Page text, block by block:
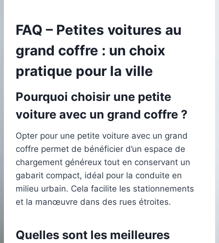
FAQ – Petites voitures au
grand coffre : un choix
pratique pour la ville
Pourquoi choisir une petite
voiture avec un grand coffre ?
Opter pour une petite voiture avec un grand
coffre permet de bénéficier d’un espace de
chargement généreux tout en conservant un
gabarit compact, idéal pour la conduite en
milieu urbain. Cela facilite les stationnements
et la manœuvre dans des rues étroites.
Quelles sont les meilleures